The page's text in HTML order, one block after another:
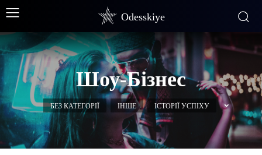
Odesskiye
Шоу-Бізнес
БЕЗ КАТЕГОРІЇ ІНШЕ ІСТОРІЇ УСПІХУ